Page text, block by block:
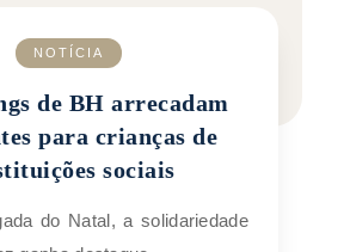
NOTÍCIA
de BH arrecadam
para crianças de
sociais